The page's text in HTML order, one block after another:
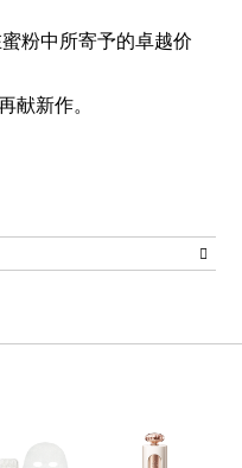
粉中所寄予的卓越价
献新作。